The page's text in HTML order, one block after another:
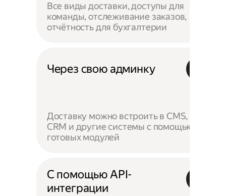
Все виды доставки, доступы для
команды, отслеживание заказов,
отчётность для бухгалтерии
Через свою админку
Доставку можно встроить в CMS,
CRM и другие системы с помощью
готовых модулей
С помощью API-
интеграции